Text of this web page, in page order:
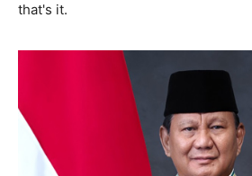
that's it.